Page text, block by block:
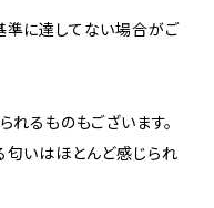
に達してない場合がご
るものもございます。
いはほとんど感じられ